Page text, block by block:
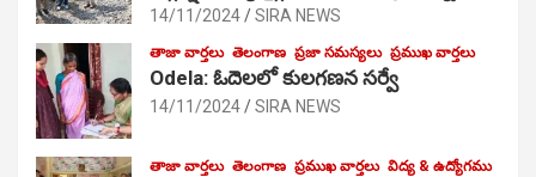
14/11/2024 SIRA NEWS
తాజా వార్తలు తెలంగాణ ప్రజా సమస్యలు ప్రముఖ వార్తలు
Odela: ఓదెలలో కులగణన సర్వే
14/11/2024 SIRA NEWS
తాజా వార్తలు తెలంగాణ ప్రముఖ వార్తలు విద్య & ఉద్యోగము